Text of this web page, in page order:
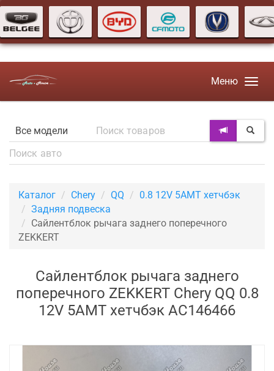
Меню
Каталог Chery QQ
0.8 12V 5AMT хетчбэк
Задняя подвеска
Сайлентблок рычага заднего поперечного
ZEKKERT
Сайлентблок рычага заднего
поперечного ZEKKERT Chery QQ 0.8
12V 5AMT хетчбэк AC146466